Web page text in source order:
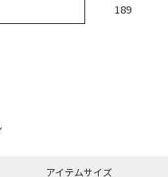
189
アイテムサイズ